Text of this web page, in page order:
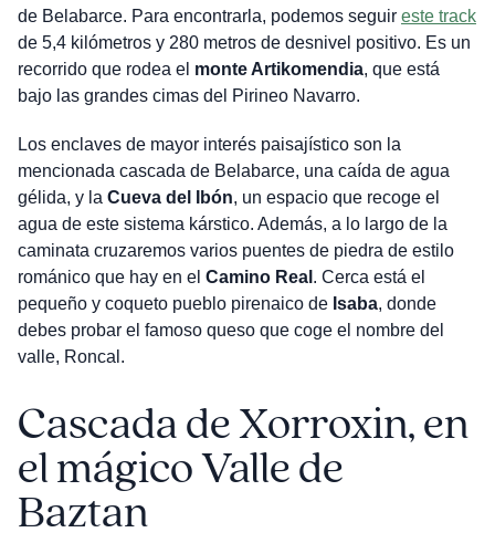
de Belabarce. Para encontrarla, podemos seguir este track
de 5,4 kilómetros y 280 metros de desnivel positivo. Es un
recorrido que rodea el monte Artikomendia, que está
bajo las grandes cimas del Pirineo Navarro.
Los enclaves de mayor interés paisajístico son la
mencionada cascada de Belabarce, una caída de agua
gélida, y la Cueva del Ibón, un espacio que recoge el
agua de este sistema kárstico. Además, a lo largo de la
caminata cruzaremos varios puentes de piedra de estilo
románico que hay en el Camino Real . Cerca está el
pequeño y coqueto pueblo pirenaico de Isaba, donde
debes probar el famoso queso que coge el nombre del
valle, Roncal.
Cascada de Xorroxin, en
el mágico Valle de
Baztan